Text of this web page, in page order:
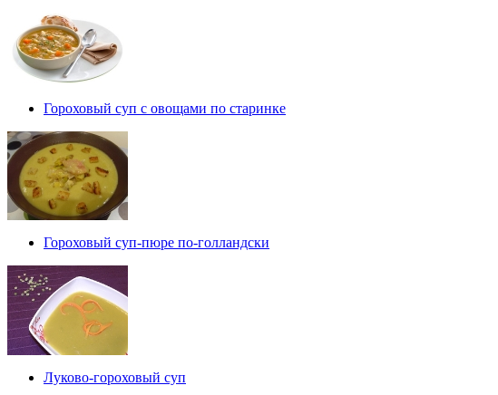
Гороховый суп с овощами по старинке
Гороховый суп-пюре по-голландски
Луково-гороховый суп